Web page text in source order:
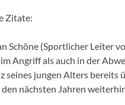
Zitate:
Schöne (Sportlicher Leiter
Angriff als auch in der
seines jungen Alters bereits
den nächsten Jahren